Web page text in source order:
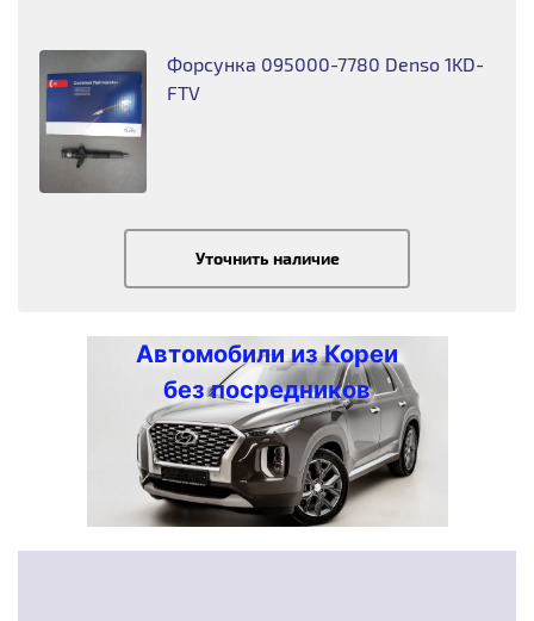
Форсунка 095000-7780 Denso 1KD-
FTV
Уточнить наличие
Автомобили из Кореи
без посредников